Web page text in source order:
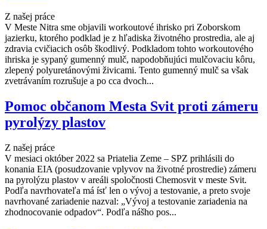
Z našej práce
V Meste Nitra sme objavili workoutové ihrisko pri Zoborskom
jazierku, ktorého podklad je z hľadiska životného prostredia, ale aj
zdravia cvičiacich osôb škodlivý. Podkladom tohto workoutového
ihriska je sypaný gumenný mulč, napodobňujúci mulčovaciu kôru,
zlepený polyuretánovými živicami. Tento gumenný mulč sa však
zvetrávaním rozrušuje a po cca dvoch...
Pomoc občanom Mesta Svit proti zámeru
pyrolýzy plastov
Z našej práce
V mesiaci október 2022 sa Priatelia Zeme – SPZ prihlásili do
konania EIA (posudzovanie vplyvov na životné prostredie) zámeru
na pyrolýzu plastov v areáli spoločnosti Chemosvit v meste Svit.
Podľa navrhovateľa má ísť len o vývoj a testovanie, a preto svoje
navrhované zariadenie nazval: „Vývoj a testovanie zariadenia na
zhodnocovanie odpadov“. Podľa nášho pos...